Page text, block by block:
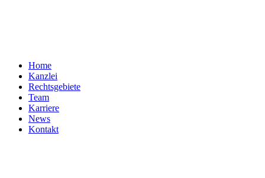
Home
Kanzlei
Rechtsgebiete
Team
Karriere
News
Kontakt